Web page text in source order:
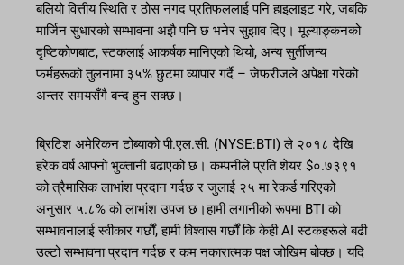
बलियो वित्तीय स्थिति र ठोस नगद प्रतिफललाई पनि हाइलाइट गरे, जबकि
मार्जिन सुधारको सम्भावना अझै पनि छ भनेर सुझाव दिए। मूल्याङ्कनको
दृष्टिकोणबाट, स्टकलाई आकर्षक मानिएको थियो, अन्य सुर्तीजन्य
फर्महरूको तुलनामा ३५% छुटमा व्यापार गर्दै – जेफरीजले अपेक्षा गरेको
अन्तर समयसँगै बन्द हुन सक्छ।
ब्रिटिश अमेरिकन टोब्याको पी.एल.सी. (NYSE:BTI) ले २०१८ देखि
हरेक वर्ष आफ्नो भुक्तानी बढाएको छ। कम्पनीले प्रति शेयर $०.७३९१
को त्रैमासिक लाभांश प्रदान गर्दछ र जुलाई २५ मा रेकर्ड गरिएको
अनुसार ५.८% को लाभांश उपज छ।हामी लगानीको रूपमा BTI को
सम्भावनालाई स्वीकार गर्छौं, हामी विश्वास गर्छौं कि केही AI स्टकहरूले बढी
उल्टो सम्भावना प्रदान गर्दछ र कम नकारात्मक पक्ष जोखिम बोक्छ। यदि